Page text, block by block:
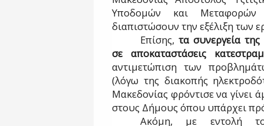
Υποδομών και
διαπιστώσουν την εξέλιξη των
Επίσης, τα συνεργεία
σε
αποκαταστάσεις
αντιμετώπιση των
(λόγω της διακοπής
Μακεδονίας φρόντισε να γίνει
στους Δήμους όπου υπάρχει
Ακόμη, με εντολή